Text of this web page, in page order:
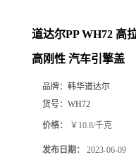
道达尔PP WH72 高
高刚性 汽车引擎盖
品牌： 韩华道达尔
货号： WH72
价格： ￥10.8/千克
发布日期： 2023-06-09